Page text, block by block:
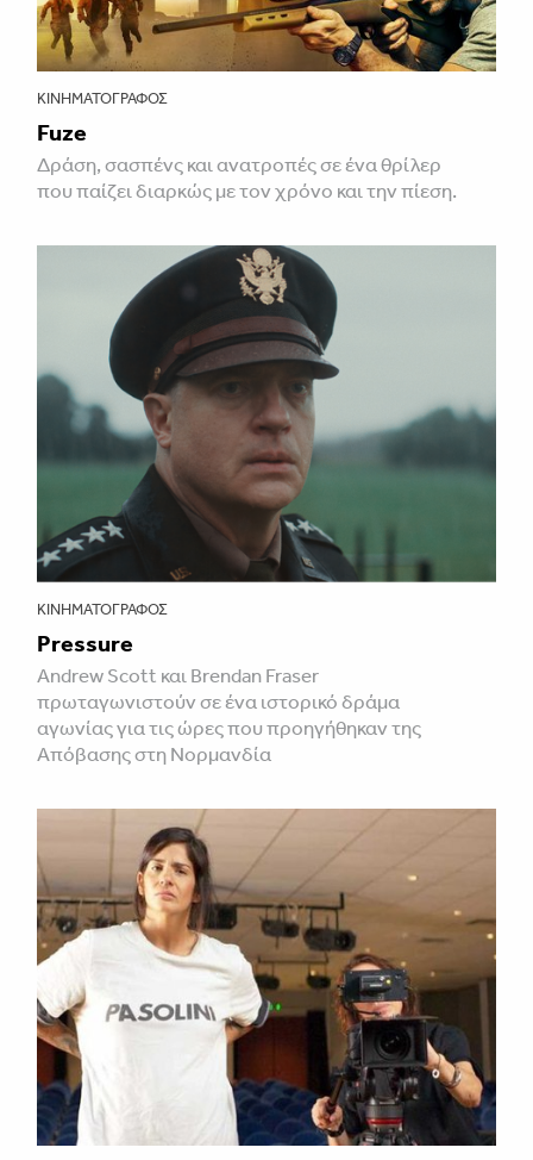
ΚΙΝΗΜΑΤΟΓΡΆΦΟΣ
Fuze
Δράση, σασπένς και ανατροπές σε ένα θρίλερ
που παίζει διαρκώς με τον χρόνο και την πίεση.
ΚΙΝΗΜΑΤΟΓΡΆΦΟΣ
Pressure
Andrew Scott και Brendan Fraser
πρωταγωνιστούν σε ένα ιστορικό δράμα
αγωνίας για τις ώρες που προηγήθηκαν της
Απόβασης στη Νορμανδία